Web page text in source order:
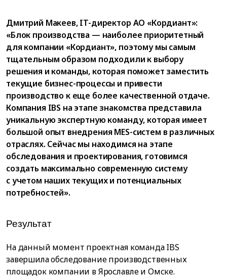
Дмитрий Макеев, IT-директор АО «Кордиант»:
«Блок производства — наиболее приоритетный
для компании «Кордиант», поэтому мы самым
тщательным образом подходили к выбору
решения и команды, которая поможет заместить
текущие бизнес-процессы и привести
производство к еще более качественной отдаче.
Компания IBS на этапе знакомства представила
уникальную экспертную команду, которая имеет
большой опыт внедрения MES-систем в различных
отраслях. Сейчас мы находимся на этапе
обследования и проектирования, готовимся
создать максимально современную систему
с учетом наших текущих и потенциальных
потребностей».
Результат
На данный момент проектная команда IBS
завершила обследование производственных
площадок компании в Ярославле и Омске.